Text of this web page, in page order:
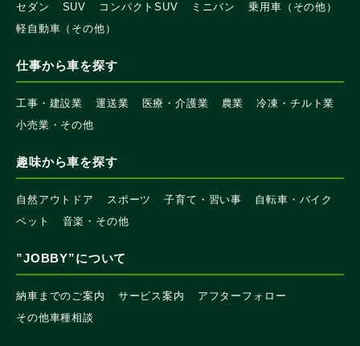
セダン
SUV コンパクトSUV ミニバン
乗用車（その他）
軽自動車（その他）
仕事から車を探す
工事・建設業 運送業 医療・介護業 農業
冷凍・チルト業
小売業・その他
趣味から車を探す
自然アウトドア スポーツ 子育て・習い事
自転車・バイク
ペット
音楽・その他
”JOBBY”について
納車までのご案内 サービス案内
アフターフォロー
その他車種相談